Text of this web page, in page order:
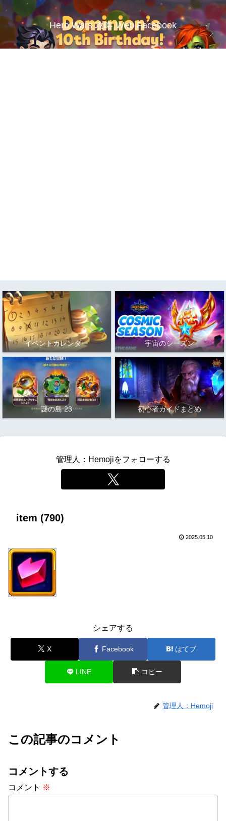
Hero Wars 攻略 Web Facebook
イベントカレンダー 宇宙のシーズン
謎の島 23 初心者ガイドまとめ
管理人：Hemojiをフォローする
item (790)
2025.05.10
シェアする
X Facebook はてブ
LINE コピー
管理人：Hemoji
この記事のコメント
コメントする
コメント ※